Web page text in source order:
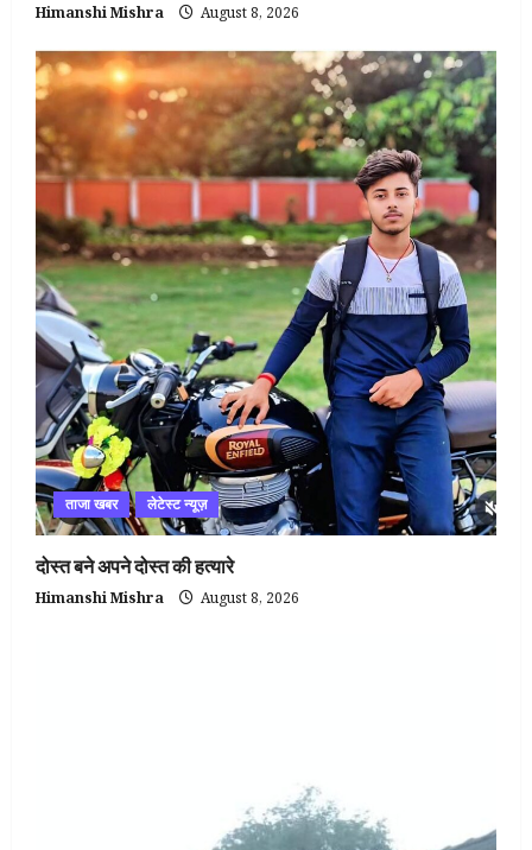
Himanshi Mishra August 8, 2026
ताजा खबर लेटेस्ट न्यूज़
दोस्त बने अपने दोस्त की हत्यारे
Himanshi Mishra August 8, 2026